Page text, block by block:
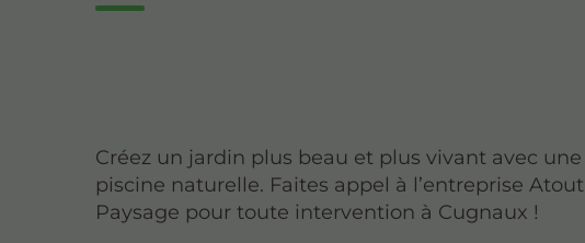
Créez un jardin plus beau et plus vivant avec une
piscine naturelle. Faites appel à l’entreprise Atout
Paysage pour toute intervention à Cugnaux !